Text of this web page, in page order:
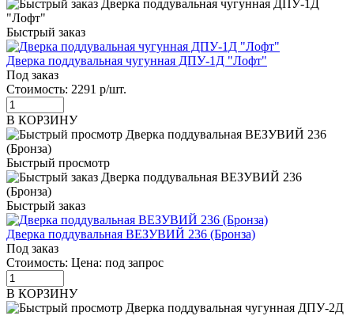
Быстрый заказ
Дверка поддувальная чугунная ДПУ-1Д "Лофт"
Под заказ
Стоимость: 2291 р/шт.
В КОРЗИНУ
Быстрый просмотр
Быстрый заказ
Дверка поддувальная ВЕЗУВИЙ 236 (Бронза)
Под заказ
Стоимость: Цена: под запрос
В КОРЗИНУ